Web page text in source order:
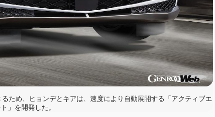
ため、ヒョンデとキアは、速度により自動展開する「アクティブエ
」を開発した。
む